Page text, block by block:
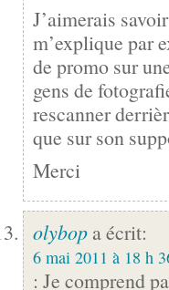
J’aimerais
m’explique par
de promo sur
gens de
rescanner
que sur son
Merci
olybop a écrit:
6 mai 2011 à 18 h
: Je comprend